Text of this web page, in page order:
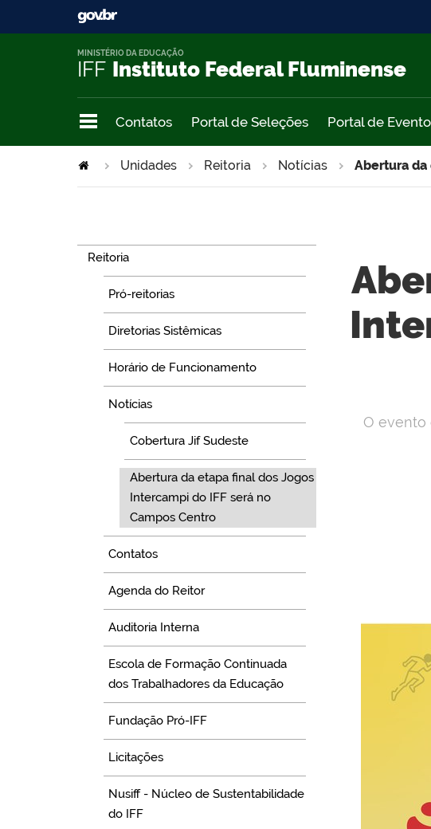
IFF Instituto Federal Fluminense
MINISTÉRIO DA EDUCAÇÃO
Contatos Portal de Seleções Portal de
Unidades Reitoria Notícias Abertura da
Reitoria
Pró-reitorias
Diretorias Sistêmicas
Horário de Funcionamento
Notícias
Cobertura Jif Sudeste
Abertura da etapa final dos Jogos
Intercampi do IFF será no
Campos Centro
Contatos
Agenda do Reitor
Auditoria Interna
Escola de Formação Continuada
dos Trabalhadores da Educação
Fundação Pró-IFF
Licitações
Nusiff - Núcleo de Sustentabilidade
do IFF
O evento